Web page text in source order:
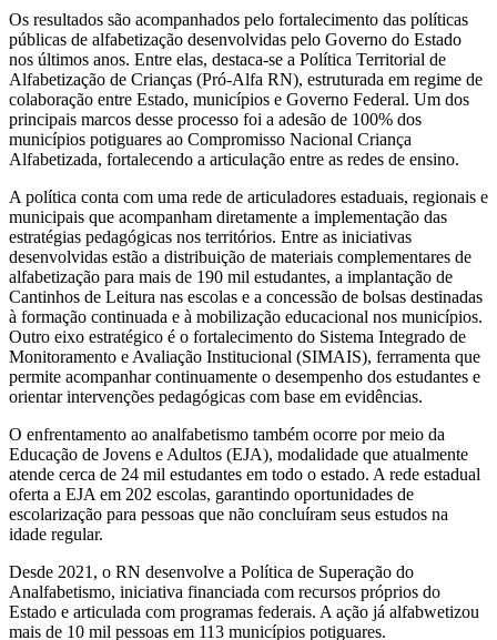
Os resultados são acompanhados pelo fortalecimento das políticas
públicas de alfabetização desenvolvidas pelo Governo do Estado
nos últimos anos. Entre elas, destaca-se a Política Territorial de
Alfabetização de Crianças (Pró-Alfa RN), estruturada em regime de
colaboração entre Estado, municípios e Governo Federal. Um dos
principais marcos desse processo foi a adesão de 100% dos
municípios potiguares ao Compromisso Nacional Criança
Alfabetizada, fortalecendo a articulação entre as redes de ensino.
A política conta com uma rede de articuladores estaduais, regionais e
municipais que acompanham diretamente a implementação das
estratégias pedagógicas nos territórios. Entre as iniciativas
desenvolvidas estão a distribuição de materiais complementares de
alfabetização para mais de 190 mil estudantes, a implantação de
Cantinhos de Leitura nas escolas e a concessão de bolsas destinadas
à formação continuada e à mobilização educacional nos municípios.
Outro eixo estratégico é o fortalecimento do Sistema Integrado de
Monitoramento e Avaliação Institucional (SIMAIS), ferramenta que
permite acompanhar continuamente o desempenho dos estudantes e
orientar intervenções pedagógicas com base em evidências.
O enfrentamento ao analfabetismo também ocorre por meio da
Educação de Jovens e Adultos (EJA), modalidade que atualmente
atende cerca de 24 mil estudantes em todo o estado. A rede estadual
oferta a EJA em 202 escolas, garantindo oportunidades de
escolarização para pessoas que não concluíram seus estudos na
idade regular.
Desde 2021, o RN desenvolve a Política de Superação do
Analfabetismo, iniciativa financiada com recursos próprios do
Estado e articulada com programas federais. A ação já alfabwetizou
mais de 10 mil pessoas em 113 municípios potiguares.